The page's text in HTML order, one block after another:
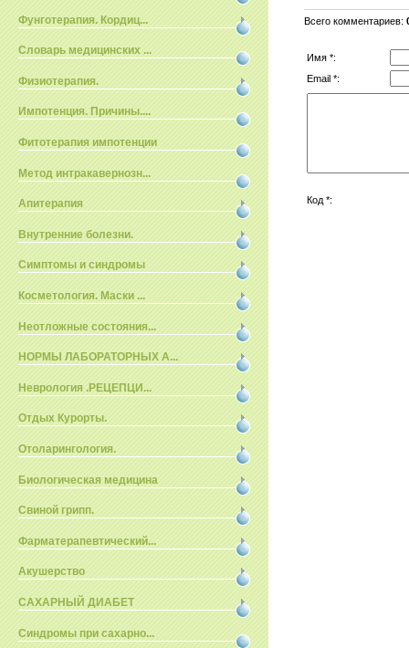
Фунготерапия. Кордиц...
Словарь медицинских ...
Физиотерапия.
Импотенция. Причины....
Фитотерапия импотенции
Метод интракавернозн...
Апитерапия
Внутренние болезни.
Симптомы и синдромы
Косметология. Маски ...
Неотложные состояния...
НОРМЫ ЛАБОРАТОРНЫХ А...
Неврология .РЕЦЕПЦИ...
Отдых Курорты.
Отоларингология.
Биологическая медицина
Свиной грипп.
Фарматерапевтический...
Акушерство
САХАРНЫЙ ДИАБЕТ
Синдромы при сахарно...
Всего комментариев:
Имя *:
Email *:
Код *: